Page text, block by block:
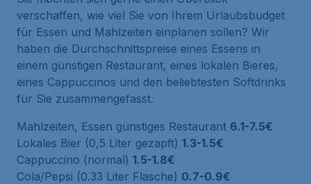
verschaffen, wie viel Sie von Ihrem Urlaubsbudget
für Essen und Mahlzeiten einplanen sollen? Wir
haben die Durchschnittspreise eines Essens in
einem günstigen Restaurant, eines lokalen Bieres,
eines Cappuccinos und den beliebtesten Softdrinks
für Sie zusammengefasst.
Mahlzeiten, Essen günstiges Restaurant 6.1-7.5€
Lokales Bier (0,5 Liter gezapft) 1.3-1.5€
Cappuccino (normal) 1.5-1.8€
Cola/Pepsi (0.33 Liter Flasche) 0.7-0.9€